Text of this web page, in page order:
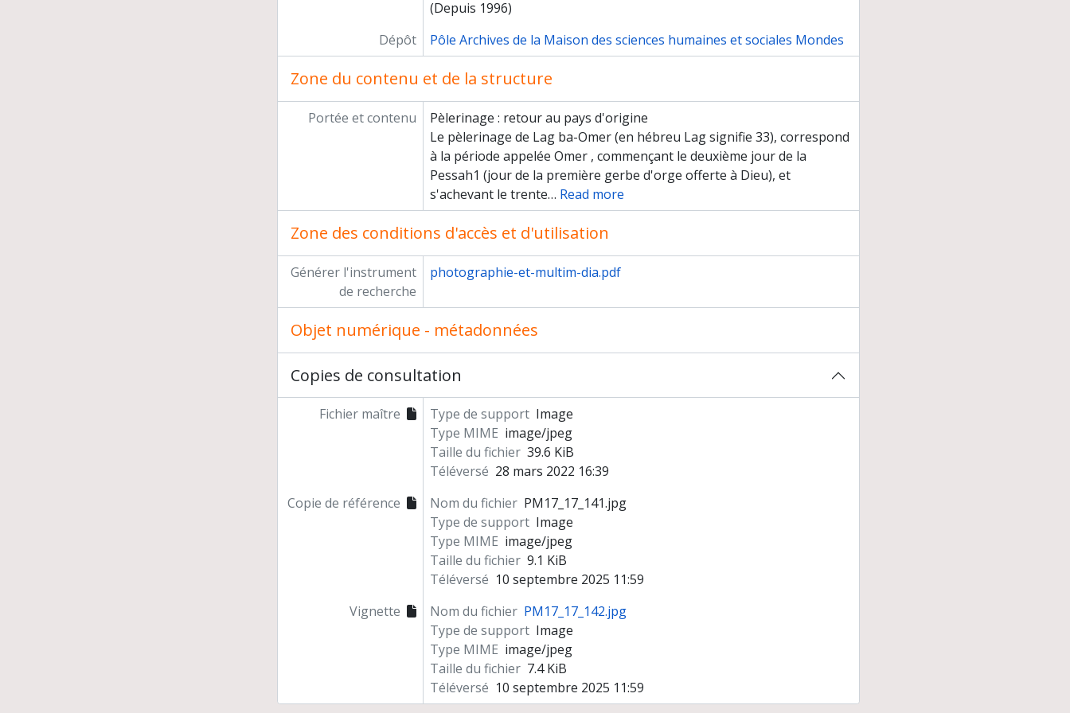
(Depuis 1996)
Dépôt
Pôle Archives de la Maison des sciences humaines et sociales Mondes
Zone du contenu et de la structure
Portée et contenu
Pèlerinage : retour au pays d'origine
Le pèlerinage de Lag ba-Omer (en hébreu Lag signifie 33), correspond
à la période appelée Omer , commençant le deuxième jour de la
Pessah1 (jour de la première gerbe d'orge offerte à Dieu), et
s'achevant le trente… Read more
Zone des conditions d'accès et d'utilisation
Générer l'instrument
de recherche
photographie-et-multim-dia.pdf
Objet numérique - métadonnées
Copies de consultation
Fichier maître Type de support Image
Type MIME image/jpeg
Taille du fichier 39.6 KiB
Téléversé 28 mars 2022 16:39
Copie de référence
Nom du fichier PM17_17_141.jpg
Type de support Image
Type MIME image/jpeg
Taille du fichier 9.1 KiB
Téléversé 10 septembre 2025 11:59
Vignette
Nom du fichier PM17_17_142.jpg
Type de support Image
Type MIME image/jpeg
Taille du fichier 7.4 KiB
Téléversé 10 septembre 2025 11:59